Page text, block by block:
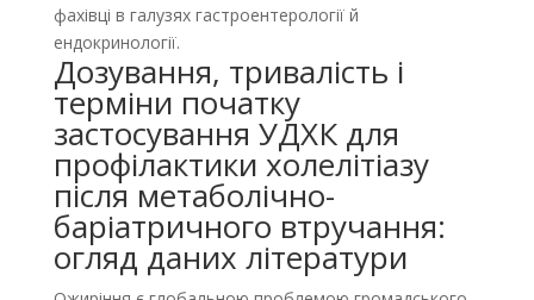
фахівці в галузях гастроентерології й
ендокринології.
Дозування, тривалість і
терміни початку
застосування УДХК для
профілактики холелітіазу
після метаболічно-
баріатричного втручання:
огляд даних літератури